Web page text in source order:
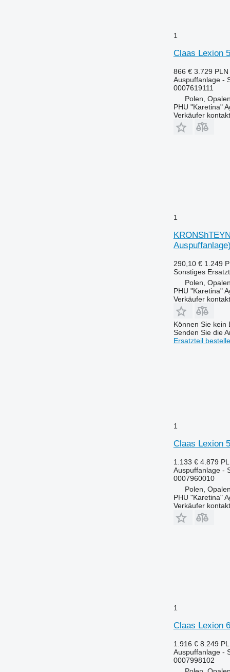
1
Claas Lexion
866 € 3.729 PLN
Auspuffanlage -
0007619111
Polen,
PHU "Karetina"
Verkäufer
1
290,10 € 1.249
Sonstiges
Polen,
PHU "Karetina"
Verkäufer
Können Sie kein
Senden Sie die
Ersatzteil
1
Claas Lexion
1.133 € 4.879
Auspuffanlage -
0007960010
Polen,
PHU "Karetina"
Verkäufer
1
Claas Lexion
1.916 € 8.249
Auspuffanlage -
0007998102